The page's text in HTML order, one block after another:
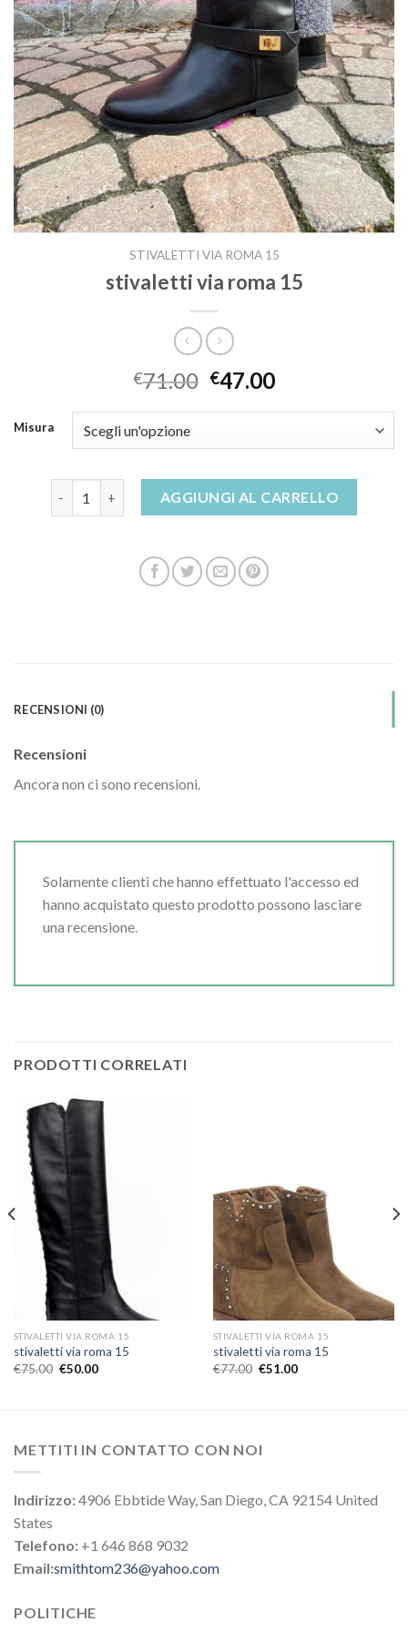
STIVALETTI VIA ROMA 15
stivaletti via roma 15
€71.00 €47.00
Misura
stivaletti via roma 15 quantitàAGGIUNGI AL CARRELLO
RECENSIONI (0)
Recensioni
Ancora non ci sono recensioni.
Solamente clienti che hanno effettuato l'accesso ed
hanno acquistato questo prodotto possono lasciare
una recensione.
PRODOTTI CORRELATI
STIVALETTI VIA ROMA 15
stivaletti via roma 15
€75.00 €50.00
STIVALETTI VIA ROMA 15
stivaletti via roma 15
€77.00 €51.00
METTITI IN CONTATTO CON NOI
Indirizzo:4906 Ebbtide Way, San Diego, CA 92154 United
States
Telefono: +1 646 868 9032
Email:smithtom236@yahoo.com
POLITICHE